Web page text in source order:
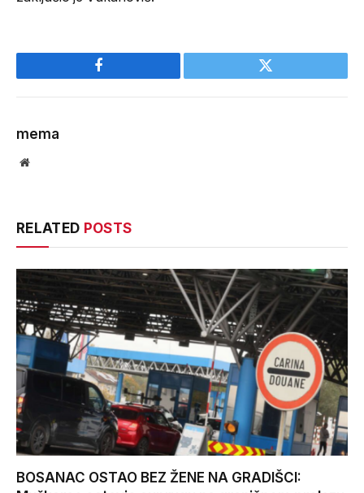
Facebook Twitter
mema
Website
RELATED POSTS
BOSANAC OSTAO BEZ ŽENE NA GRADIŠCI: